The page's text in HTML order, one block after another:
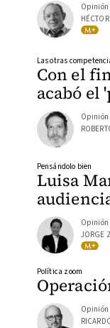
Opinión
Con el
acabó el
Las otras
Opinión
Luisa
Pensándolo bien
Opinión
JORGE
Política zoom
Opinión